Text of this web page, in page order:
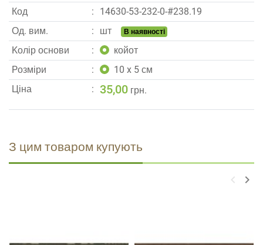
Код 14630-53-232-0-#238.19
Од. вим.
шт В наявності
Kолір основи
койот
Pозміри
10 x 5 см
Ціна
35,00 грн.
З цим товаром купують
keyboard_arrow_left keyboard_arrow_right